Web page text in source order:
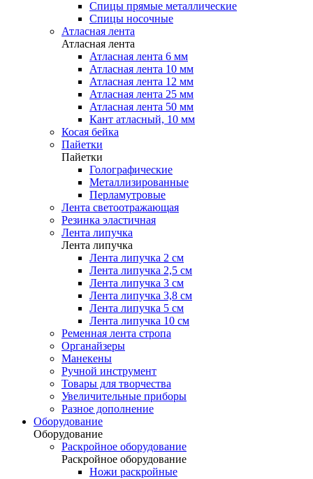
Спицы прямые металлические
Спицы носочные
Атласная лента
Атласная лента
Атласная лента 6 мм
Атласная лента 10 мм
Атласная лента 12 мм
Атласная лента 25 мм
Атласная лента 50 мм
Кант атласный, 10 мм
Косая бейка
Пайетки
Пайетки
Голографические
Металлизированные
Перламутровые
Лента светоотражающая
Резинка эластичная
Лента липучка
Лента липучка
Лента липучка 2 см
Лента липучка 2,5 см
Лента липучка 3 см
Лента липучка 3,8 см
Лента липучка 5 см
Лента липучка 10 см
Ременная лента стропа
Органайзеры
Манекены
Ручной инструмент
Товары для творчества
Увеличительные приборы
Разное дополнение
Оборудование
Оборудование
Раскройное оборудование
Раскройное оборудование
Ножи раскройные